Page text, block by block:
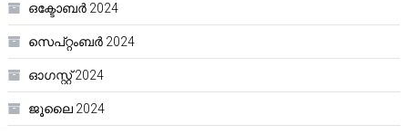
ഒക്ടോബർ 2024
സെപ്റ്റംബർ 2024
ഓഗസ്റ്റ്‌ 2024
ജൂലൈ 2024